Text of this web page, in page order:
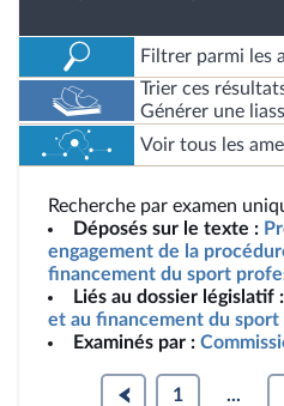
Filtrer parmi les
Trier ces
Générer une
Voir tous les
Recherche par examen
Déposés sur le texte :
engagement de la
financement du sport
Liés au dossier législatif :
et au financement du sport
Examinés par :
1 ...